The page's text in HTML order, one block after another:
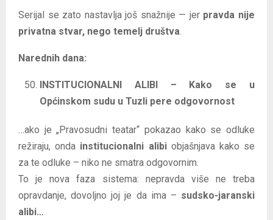
Serijal se zato nastavlja još snažnije — jer pravda nije
privatna stvar, nego temelj društva.
Narednih dana:
INSTITUCIONALNI ALIBI – Kako se u
Općinskom sudu u Tuzli pere odgovornost
…ako je „Pravosudni teatar“ pokazao kako se odluke
režiraju, onda institucionalni alibiobjašnjava kako se
za te odluke – niko ne smatra odgovornim.
To je nova faza sistema: nepravda više ne treba
opravdanje, dovoljno joj je da ima – sudsko-jaranski
alibi…